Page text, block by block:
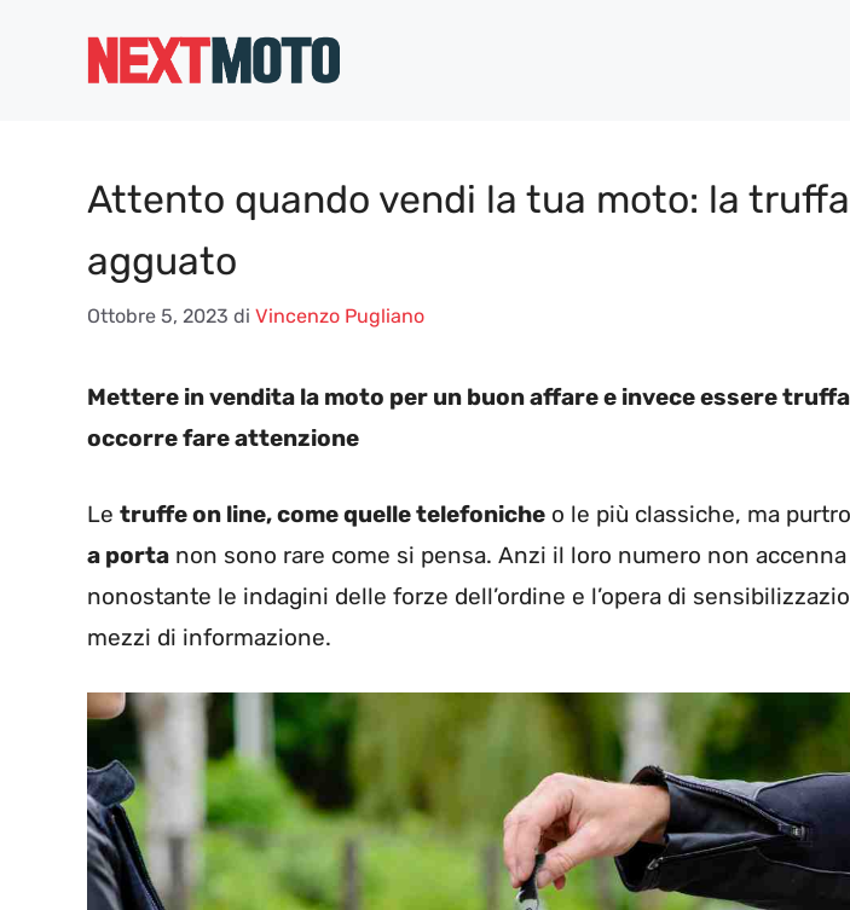
Attento quando vendi la tua moto: la
agguato
Ottobre 5, 2023 di Vincenzo Pugliano
Mettere in vendita la moto per un buon affare e invece essere
occorre fare attenzione
Le truffe on line, come quelle telefoniche o le più classiche, ma
a porta non sono rare come si pensa. Anzi il loro numero non
nonostante le indagini delle forze dell’ordine e l’opera di
mezzi di informazione.